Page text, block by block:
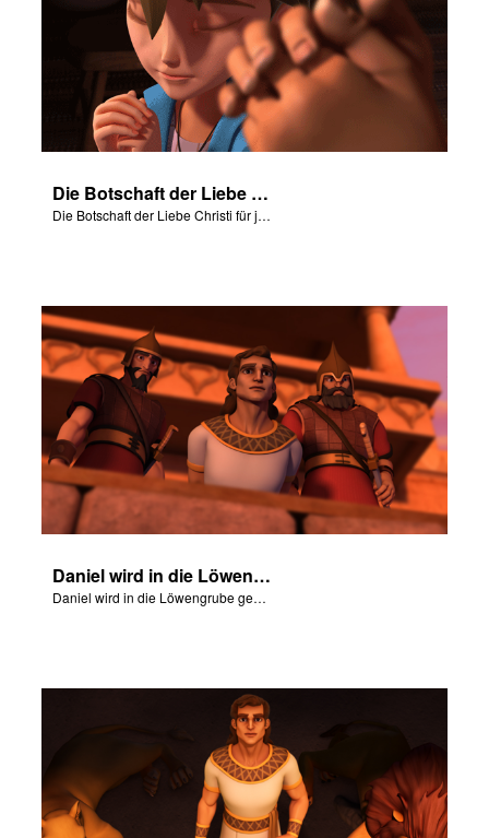
Die Botschaft der Liebe Christi für jeden von uns.
Die Botschaft der Liebe Christi für jeden von uns.
Daniel wird in die Löwengrube geworfen.
Daniel wird in die Löwengrube geworfen.